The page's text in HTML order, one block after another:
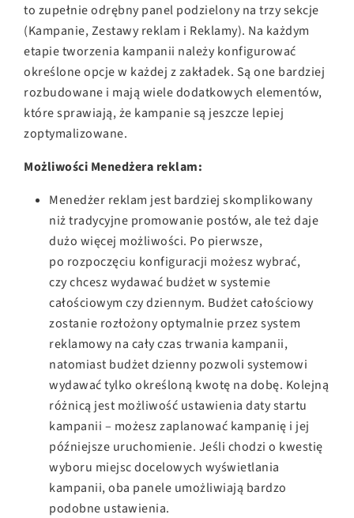
to zupełnie odrębny panel podzielony na trzy sekcje
(Kampanie, Zestawy reklam i Reklamy). Na każdym
etapie tworzenia kampanii należy konfigurować
określone opcje w każdej z zakładek. Są one bardziej
rozbudowane i mają wiele dodatkowych elementów,
które sprawiają, że kampanie są jeszcze lepiej
zoptymalizowane.
Możliwości Menedżera reklam:
Menedżer reklam jest bardziej skomplikowany
niż tradycyjne promowanie postów, ale też daje
dużo więcej możliwości. Po pierwsze,
po rozpoczęciu konfiguracji możesz wybrać,
czy chcesz wydawać budżet w systemie
całościowym czy dziennym. Budżet całościowy
zostanie rozłożony optymalnie przez system
reklamowy na cały czas trwania kampanii,
natomiast budżet dzienny pozwoli systemowi
wydawać tylko określoną kwotę na dobę. Kolejną
różnicą jest możliwość ustawienia daty startu
kampanii – możesz zaplanować kampanię i jej
późniejsze uruchomienie. Jeśli chodzi o kwestię
wyboru miejsc docelowych wyświetlania
kampanii, oba panele umożliwiają bardzo
podobne ustawienia.